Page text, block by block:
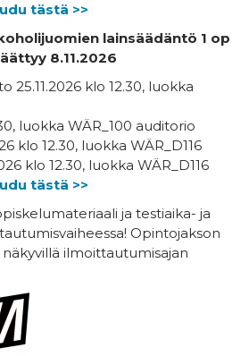
tästä >>
lainsäädäntö 1 op
8.11.2026
25.11.2026 klo 12.30, luokka
luokka WÄR_100 auditorio
klo 12.30, luokka WÄR_D116
klo 12.30, luokka WÄR_D116
tästä >>
ja testiaika- ja
Opintojakson
ilmoittautumisajan